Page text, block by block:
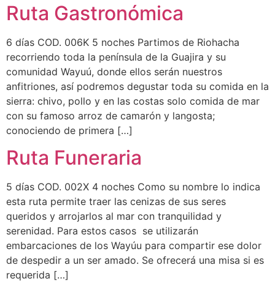
Ruta Gastronómica
6 días COD. 006K 5 noches Partimos de Riohacha
recorriendo toda la península de la Guajira y su
comunidad Wayuú, donde ellos serán nuestros
anfitriones, así podremos degustar toda su comida en la
sierra: chivo, pollo y en las costas solo comida de mar
con su famoso arroz de camarón y langosta;
conociendo de primera […]
Ruta Funeraria
5 días COD. 002X 4 noches Como su nombre lo indica
esta ruta permite traer las cenizas de sus seres
queridos y arrojarlos al mar con tranquilidad y
serenidad. Para estos casos se utilizarán
embarcaciones de los Wayúu para compartir ese dolor
de despedir a un ser amado. Se ofrecerá una misa si es
requerida […]